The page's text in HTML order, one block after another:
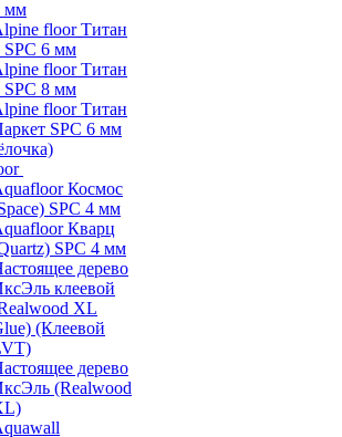
мм
floor Титан
SPC 6 мм
floor Титан
SPC 8 мм
floor Титан
SPC 6 мм
Космос
SPC 4 мм
Кварц
SPC 4 мм
дерево
клеевой
XL
(Клеевой
дерево
(Realwood